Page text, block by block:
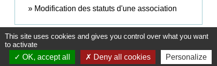
Modification des statuts d'une association
Signaler une erreur sur cette page
This site uses cookies and gives you control over what you want
to activate
OK, accept all
Deny all cookies Personalize